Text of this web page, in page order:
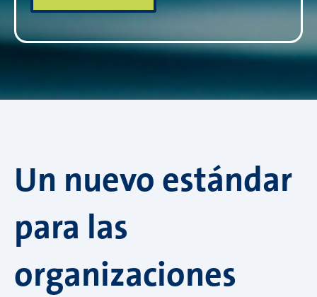
Un nuevo estándar
para las
organizaciones